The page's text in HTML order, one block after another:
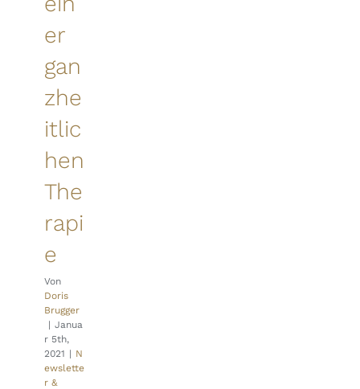
er
gan
zhe
itlic
hen
The
rapi
e
Von
Doris
Brugger
| Janua
r 5th,
2021 | N
ewslette
r &